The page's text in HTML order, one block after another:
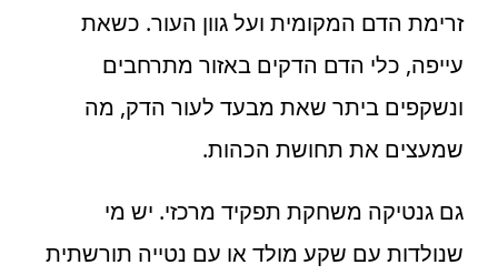
זרימת הדם המקומית ועל גוון העור. כשאת
עייפה, כלי הדם הדקים באזור מתרחבים
ונשקפים ביתר שאת מבעד לעור הדק, מה
שמעצים את תחושת הכהות.
גם גנטיקה משחקת תפקיד מרכזי. יש מי
שנולדות עם שקע מולד או עם נטייה תורשתית